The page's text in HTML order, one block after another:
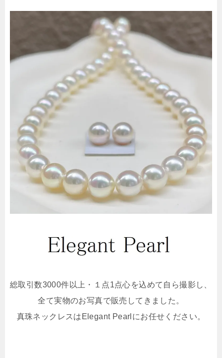
総取引数3000件以上・１点1点心を込めて自ら撮影し、
全て実物のお写真で販売してきました。
真珠ネックレスはElegant Pearlにお任せください。